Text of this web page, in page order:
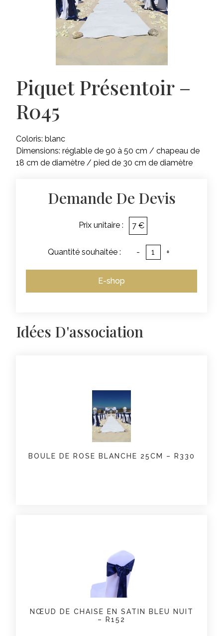
Piquet Présentoir –
R045
Coloris: blanc
Dimensions: réglable de 90 à 50 cm / chapeau de
18 cm de diamètre / pied de 30 cm de diamètre
Demande De Devis
Prix unitaire : 7 €
Quantité souhaitée : - +
E-shop
Idées D'association
BOULE DE ROSE BLANCHE 25CM – R330
NŒUD DE CHAISE EN SATIN BLEU NUIT
– R152